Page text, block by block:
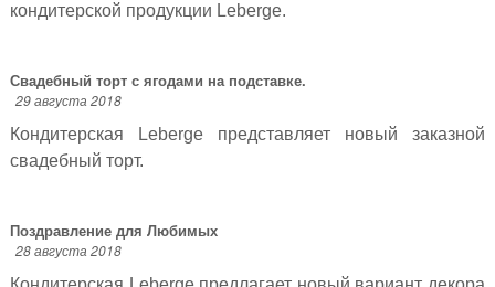
кондитерской продукции Leberge.
Свадебный торт с ягодами на подставке.
29 августа 2018
Кондитерская Leberge представляет новый заказной
свадебный торт.
Поздравление для Любимых
28 августа 2018